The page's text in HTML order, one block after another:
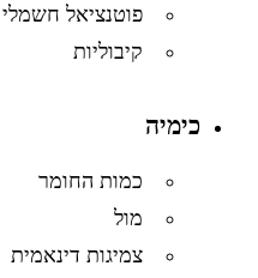
פוטנציאל חשמלי
קיבוליות
כימיה
כמות החומר
מול
צמיגות דינאמית